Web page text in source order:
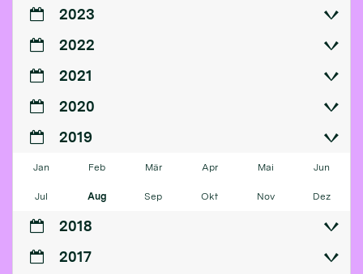
2023
2022
2021
2020
2019
Jan Feb Mär Apr Mai Jun
Jul Aug Sep Okt Nov Dez
2018
2017